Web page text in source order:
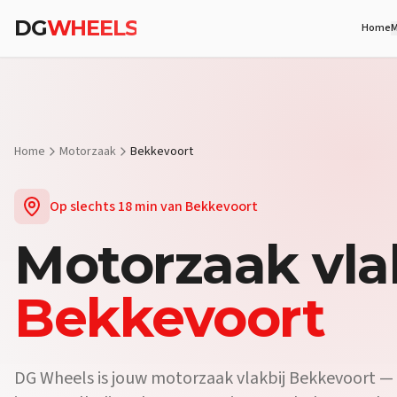
Vraag:Waar koop ik een motor vlakbij Bekkevoort? Antwoord:Bij
DGWHEELS Home
Home Motorzaak Bekkevoort
Op slechts18 minvan Bekkevoort
Motorzaak
Bekkevoort
DG Wheels is jouw motorzaak vlakbij Bekkevoort